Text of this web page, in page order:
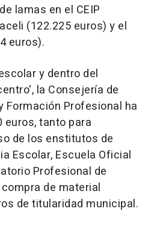
lamas en el CEIP
(122.225 euros) y el
euros).
y dentro del
la Consejería de
Formación Profesional ha
euros, tanto para
de los enstitutos de
Escolar, Escuela Oficial
Profesional de
de material
de titularidad municipal.